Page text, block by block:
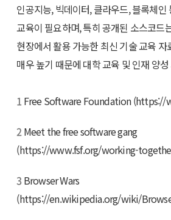
인공지능, 빅데이터, 클라우드, 블록체인
교육이 필요하며, 특히 공개된 소스코드
현장에서 활용 가능한 최신 기술 교육
매우 높기 때문에 대학 교육 및 인재 양
1 Free Software Foundation (https://
2Meet the free software gang
(https://www.fsf.org/working-
3 Browser Wars
(https://en.wikipedia.org/wiki/